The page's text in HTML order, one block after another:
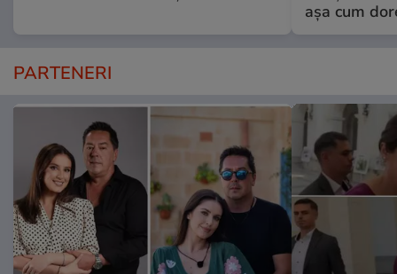
așa cum
PARTENERI